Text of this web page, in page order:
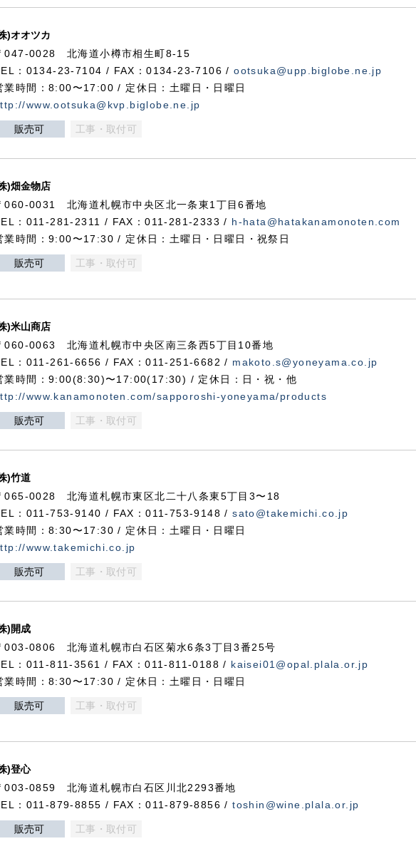
)オオツカ
047-0028 北海道小樽市相生町8-15
：0134-23-7104 / FAX：0134-23-7106 /ootsuka@upp.biglobe.ne.jp
業時間：8:00〜17:00 / 定休日：土曜日・日曜日
www.ootsuka@kvp.biglobe.ne.jp
販売可 工事・取付可
)畑金物店
060-0031 北海道札幌市中央区北一条東1丁目6番地
：011-281-2311 / FAX：011-281-2333 / h-hata@hatakanamonoten.com
業時間：9:00〜17:30 / 定休日：土曜日・日曜日・祝祭日
販売可 工事・取付可
)米山商店
060-0063 北海道札幌市中央区南三条西5丁目10番地
：011-261-6656 / FAX：011-251-6682 / makoto.s@yoneyama.co.jp
業時間：9:00(8:30)〜17:00(17:30) / 定休日：日・祝・他
www.kanamonoten.com/sapporoshi-yoneyama/products
販売可 工事・取付可
)竹道
065-0028 北海道札幌市東区北二十八条東5丁目3〜18
：011-753-9140 / FAX：011-753-9148 /sato@takemichi.co.jp
業時間：8:30〜17:30 / 定休日：土曜日・日曜日
www.takemichi.co.jp
販売可 工事・取付可
)開成
003-0806 北海道札幌市白石区菊水6条3丁目3番25号
：011-811-3561 / FAX：011-811-0188 / kaisei01@opal.plala.or.jp
業時間：8:30〜17:30 / 定休日：土曜日・日曜日
販売可 工事・取付可
)登心
003-0859 北海道札幌市白石区川北2293番地
：011-879-8855 / FAX：011-879-8856 /toshin@wine.plala.or.jp
販売可 工事・取付可